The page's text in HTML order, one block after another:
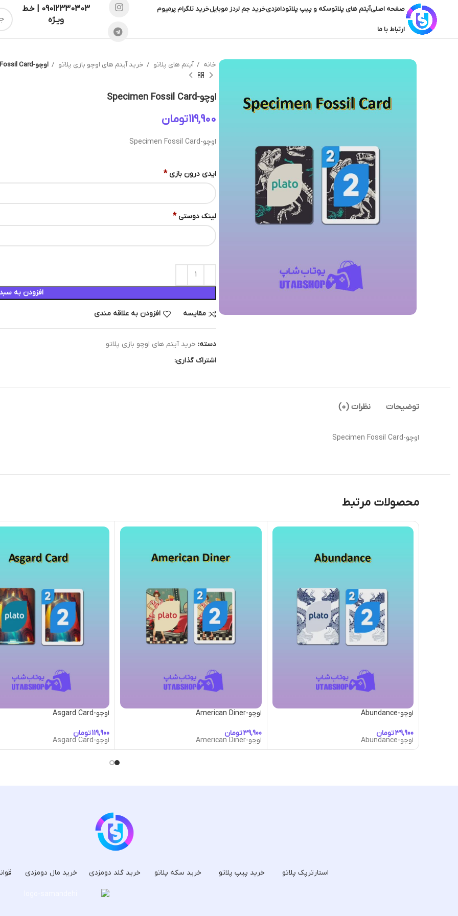
صفحه اصلیآیتم های پلاتوسکه و پیپ پلاتودامزدیخرید جم لردز موبایلخرید تلگرام پرمیوم
ارتباط با ما
09012330303 | خـط
ویـژه
خانه آیتم های پلاتو خرید آیتم های اوچو بازی پلاتو اوچو-Specimen Fossil Card
اوچو-Specimen Fossil Card
تومان
اوچو-Specimen Fossil Card
ایدی درون بازی *
لینک دوستی *
افزودن به
مقایسه افزودن به علاقه مندی
دسته: خرید آیتم های اوچو بازی پلاتو
اشتراک گذاری:
توضیحات نظرات (0)
اوچو-Specimen Fossil Card
محصولات مرتبط
اوچو-Abundance
تومان
اوچو-Abundance
اوچو-American Diner
تومان
اوچو-American Diner
اوچو-Asgard Card
تومان
اوچو-Asgard Card
استارترپک پلاتو خرید پیپ پلاتو خرید سکه پلاتو خرید گلد دومزدی خرید مال دومزدی